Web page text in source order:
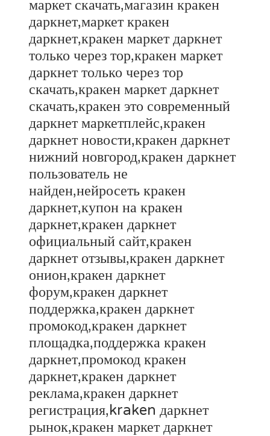
маркет скачать,магазин кракен
даркнет,маркет кракен
даркнет,кракен маркет даркнет
только через тор,кракен маркет
даркнет только через тор
скачать,кракен маркет даркнет
скачать,кракен это современный
даркнет маркетплейс,кракен
даркнет новости,кракен даркнет
нижний новгород,кракен даркнет
пользователь не
найден,нейросеть кракен
даркнет,купон на кракен
даркнет,кракен даркнет
официальный сайт,кракен
даркнет отзывы,кракен даркнет
онион,кракен даркнет
форум,кракен даркнет
поддержка,кракен даркнет
промокод,кракен даркнет
площадка,поддержка кракен
даркнет,промокод кракен
даркнет,кракен даркнет
реклама,кракен даркнет
регистрация,kraken даркнет
рынок,кракен маркет даркнет